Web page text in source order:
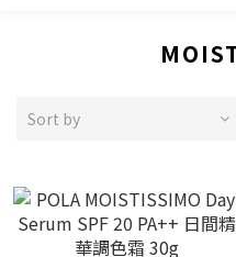
Sort by